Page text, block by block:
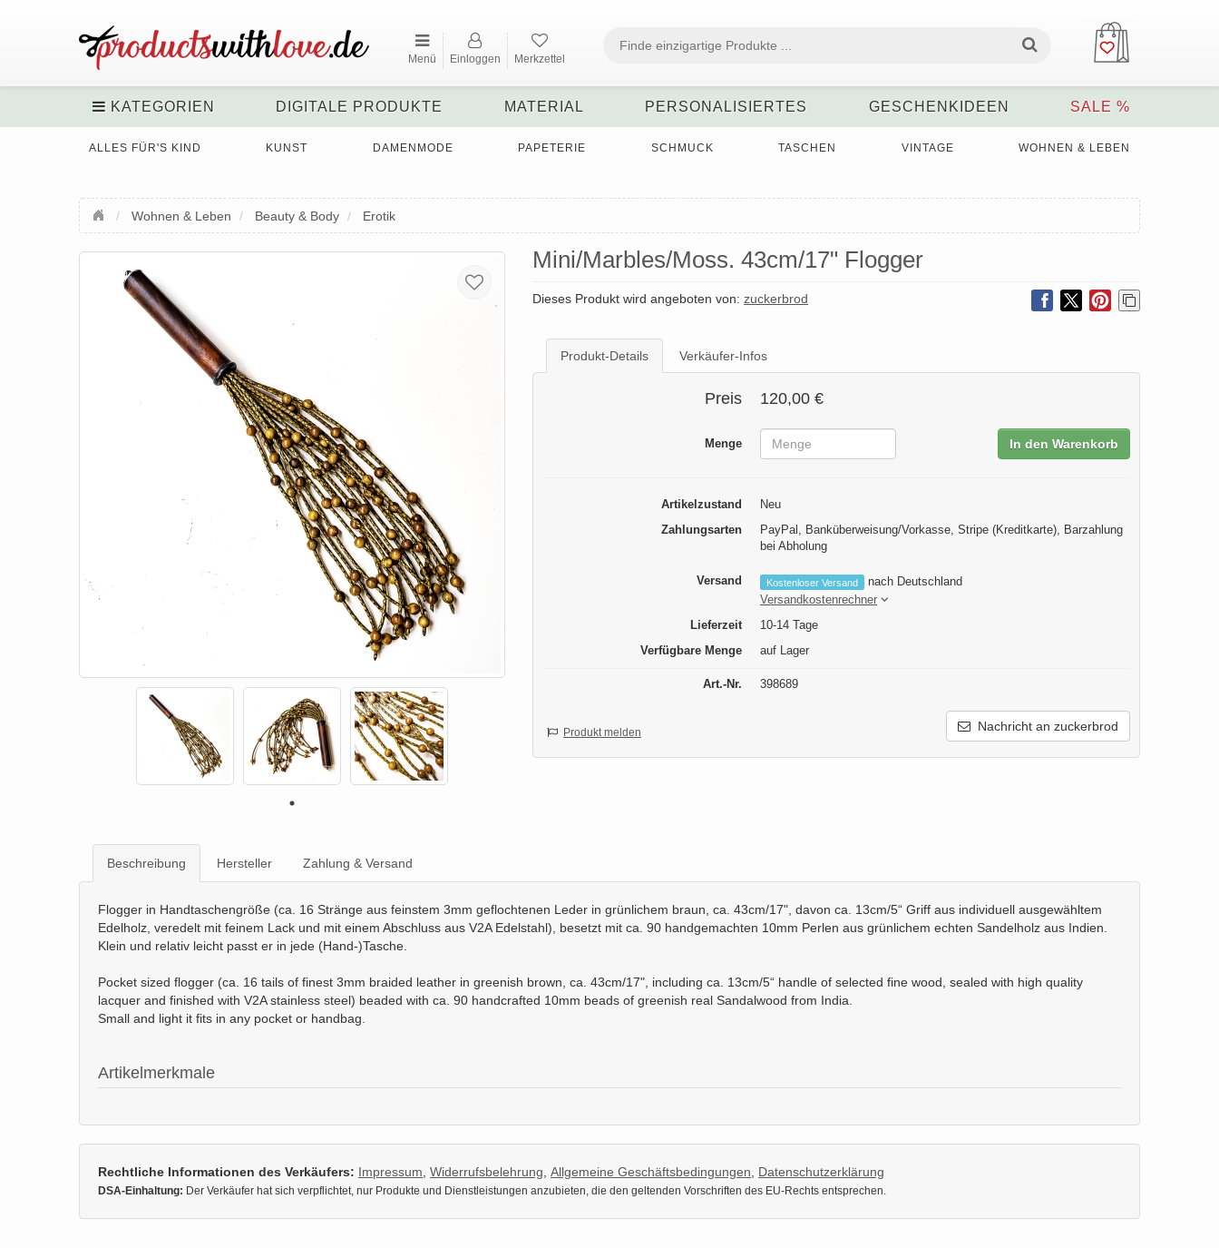
Menü Einloggen Merkzettel
KATEGORIEN DIGITALE PRODUKTE MATERIAL PERSONALISIERTES GESCHENKIDEEN SALE %
ALLES FÜR'S KIND KUNST DAMENMODE PAPETERIE SCHMUCK TASCHEN VINTAGE WOHNEN & LEBEN
Wohnen & Leben Beauty & Body Erotik
Mini/Marbles/Moss. 43cm/17" Flogger
Dieses Produkt wird angeboten von: zuckerbrod
Produkt-Details Verkäufer-Infos
Preis 120,00 €
Menge In den Warenkorb
Artikelzustand
Neu
Zahlungsarten
PayPal, Banküberweisung/Vorkasse, Stripe (Kreditkarte), Barzahlung
bei Abholung
Versand Kostenloser Versand
nach Deutschland
Versandkostenrechner
Lieferzeit
10-14 Tage
Verfügbare Menge
auf Lager
Art.-Nr. 398689
Nachricht an zuckerbrod
Produkt melden
Beschreibung Hersteller Zahlung & Versand
Flogger in Handtaschengröße (ca. 16 Stränge aus feinstem 3mm geflochtenen Leder in grünlichem braun, ca. 43cm/17", davon ca. 13cm/5“ Griff aus individuell ausgewähltem
Edelholz, veredelt mit feinem Lack und mit einem Abschluss aus V2A Edelstahl), besetzt mit ca. 90 handgemachten 10mm Perlen aus grünlichem echten Sandelholz aus Indien.
Klein und relativ leicht passt er in jede (Hand-)Tasche.
Pocket sized flogger (ca. 16 tails of finest 3mm braided leather in greenish brown, ca. 43cm/17", including ca. 13cm/5“ handle of selected fine wood, sealed with high quality
lacquer and finished with V2A stainless steel) beaded with ca. 90 handcrafted 10mm beads of greenish real Sandalwood from India.
Small and light it fits in any pocket or handbag.
Artikelmerkmale
Rechtliche Informationen des Verkäufers: Impressum Widerrufsbelehrung Allgemeine Geschäftsbedingungen Datenschutzerklärung
DSA-Einhaltung: Der Verkäufer hat sich verpflichtet, nur Produkte und Dienstleistungen anzubieten, die den geltenden Vorschriften des EU-Rechts entsprechen.